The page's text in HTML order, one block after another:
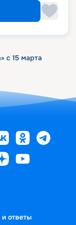
с 15 марта
ответы